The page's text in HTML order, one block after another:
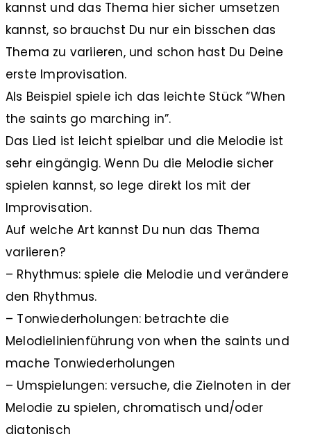
kannst und das Thema hier sicher umsetzen
kannst, so brauchst Du nur ein bisschen das
Thema zu variieren, und schon hast Du Deine
erste Improvisation.
Als Beispiel spiele ich das leichte Stück “When
the saints go marching in”.
Das Lied ist leicht spielbar und die Melodie ist
sehr eingängig. Wenn Du die Melodie sicher
spielen kannst, so lege direkt los mit der
Improvisation.
Auf welche Art kannst Du nun das Thema
variieren?
– Rhythmus: spiele die Melodie und verändere
den Rhythmus.
– Tonwiederholungen: betrachte die
Melodielinienführung von when the saints und
mache Tonwiederholungen
– Umspielungen: versuche, die Zielnoten in der
Melodie zu spielen, chromatisch und/oder
diatonisch